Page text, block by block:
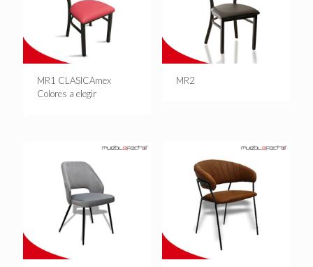
MR1 CLASICAmex
Colores a elegir
MR2